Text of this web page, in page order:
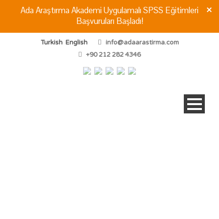
Turkish English
info@adaarastirma.com
+90 212 282 4346
Ada Araştırma Akademi Uygulamalı SPSS Eğitimleri
Başvuruları Başladı!